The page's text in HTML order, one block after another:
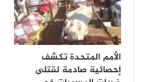
الأمم المتحدة تكشف
إحصائية صادمة لقتلى